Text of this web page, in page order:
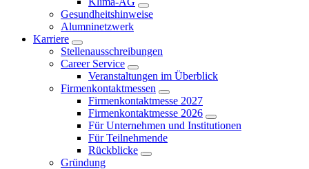
Gesundheitshinweise
Alumninetzwerk
Karriere
Stellenausschreibungen
Career Service
Veranstaltungen im Überblick
Firmenkontaktmessen
Firmenkontaktmesse 2027
Firmenkontaktmesse 2026
Für Unternehmen und Institutionen
Für Teilnehmende
Rückblicke
Gründung